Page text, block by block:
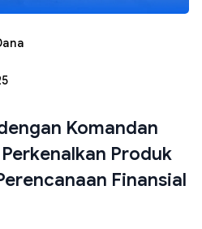
Komandan
Produk
Finansial